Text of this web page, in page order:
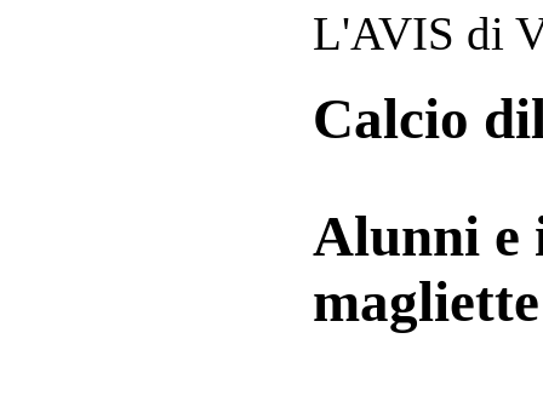
L'AVIS di
Calcio
Alunni e